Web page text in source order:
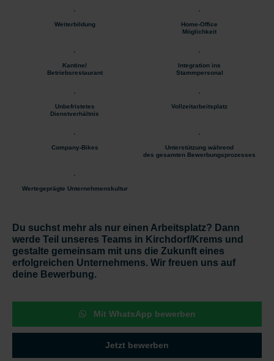
Weiterbildung
Home-Office
Möglichkeit
Kantine/
Betriebsrestaurant
Integration ins
Stammpersonal
Unbefristetes
Dienstverhältnis
Vollzeitarbeitsplatz
Company-Bikes
Unterstützung während
des gesamten Bewerbungsprozesses
Wertegeprägte Unternehmenskultur
Du suchst mehr als nur einen Arbeitsplatz? Dann
werde Teil unseres Teams in Kirchdorf/Krems und
gestalte gemeinsam mit uns die Zukunft eines
erfolgreichen Unternehmens. Wir freuen uns auf
deine Bewerbung.
Mit WhatsApp bewerben
Jetzt bewerben